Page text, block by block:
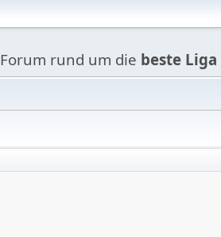
Forum rund um die beste Liga